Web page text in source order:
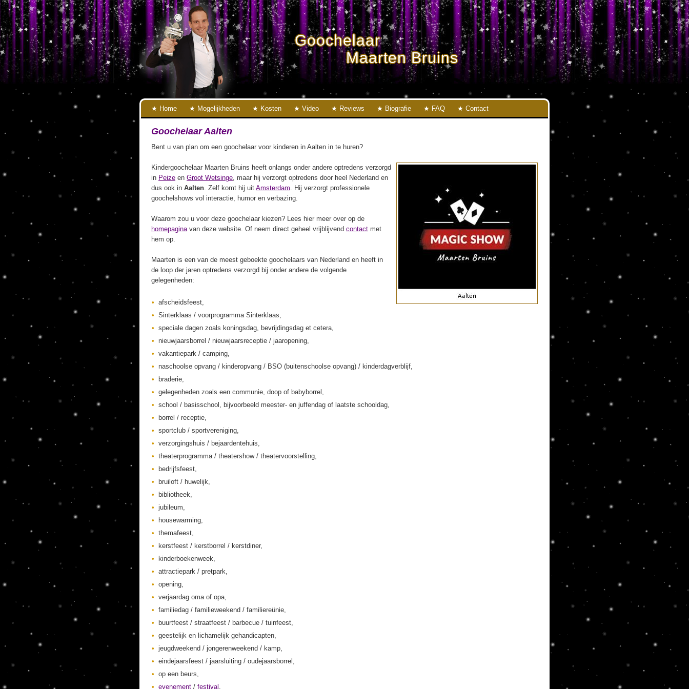
Goochelaar
Maarten Bruins
Home Mogelijkheden Kosten Video Reviews Biografie FAQ Contact
Goochelaar Aalten
Bent u van plan om een goochelaar voor kinderen in Aalten in te huren?
Kindergoochelaar Maarten Bruins heeft onlangs onder andere optredens verzorgd
in Peize en Groot Wetsinge, maar hij verzorgt optredens door heel Nederland en
dus ook in Aalten. Zelf komt hij uit Amsterdam. Hij verzorgt professionele
goochelshows vol interactie, humor en verbazing.
Waarom zou u voor deze goochelaar kiezen? Lees hier meer over op de
homepaginavan deze website. Of neem direct geheel vrijblijvend contact met
hem op.
Maarten is een van de meest geboekte goochelaars van Nederland en heeft in
de loop der jaren optredens verzorgd bij onder andere de volgende
gelegenheden:
afscheidsfeest,
Sinterklaas / voorprogramma Sinterklaas,
speciale dagen zoals koningsdag, bevrijdingsdag et cetera,
nieuwjaarsborrel / nieuwjaarsreceptie / jaaropening,
vakantiepark / camping,
naschoolse opvang / kinderopvang / BSO (buitenschoolse opvang) / kinderdagverblijf,
braderie,
gelegenheden zoals een communie, doop of babyborrel,
school / basisschool, bijvoorbeeld meester- en juffendag of laatste schooldag,
borrel / receptie,
sportclub / sportvereniging,
verzorgingshuis / bejaardentehuis,
theaterprogramma / theatershow / theatervoorstelling,
bedrijfsfeest,
bruiloft / huwelijk,
bibliotheek,
jubileum,
housewarming,
themafeest,
kerstfeest / kerstborrel / kerstdiner,
kinderboekenweek,
attractiepark / pretpark,
opening,
verjaardag oma of opa,
familiedag / familieweekend / familiereünie,
buurtfeest / straatfeest / barbecue / tuinfeest,
geestelijk en lichamelijk gehandicapten,
jeugdweekend / jongerenweekend / kamp,
eindejaarsfeest / jaarsluiting / oudejaarsborrel,
op een beurs,
evenement / festival ,